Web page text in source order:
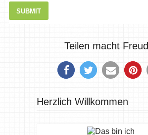
Teilen macht
Herzlich Willkommen